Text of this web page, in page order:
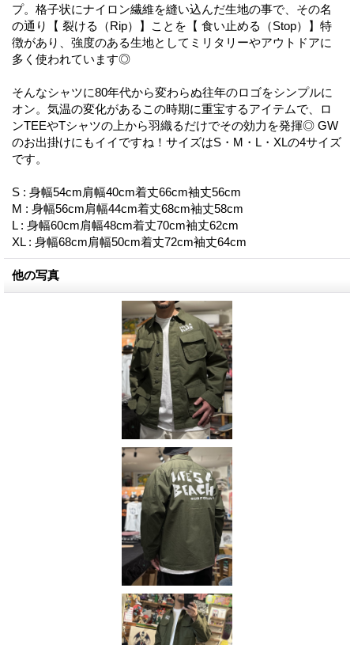
プ。格子状にナイロン繊維を縫い込んだ生地の事で、その名
の通り【 裂ける（Rip）】ことを【 食い止める（Stop）】特
徴があり、強度のある生地としてミリタリーやアウトドアに
多く使われています◎
そんなシャツに80年代から変わらぬ往年のロゴをシンプルに
オン。気温の変化があるこの時期に重宝するアイテムで、ロ
ンTEEやTシャツの上から羽織るだけでその効力を発揮◎ GW
のお出掛けにもイイですね！サイズはS・M・L・XLの4サイズ
です。
S : 身幅54cm肩幅40cm着丈66cm袖丈56cm
M : 身幅56cm肩幅44cm着丈68cm袖丈58cm
L : 身幅60cm肩幅48cm着丈70cm袖丈62cm
XL : 身幅68cm肩幅50cm着丈72cm袖丈64cm
他の写真